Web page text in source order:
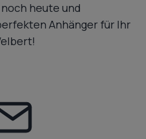
heute und
Anhänger für Ihr